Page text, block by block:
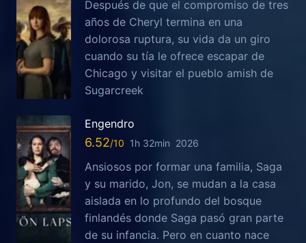
Después de que el compromiso de tres
años de Cheryl termina en una
dolorosa ruptura, su vida da un giro
cuando su tía le ofrece escapar de
Chicago y visitar el pueblo amish de
Sugarcreek
Engendro
6.52 1h 32min 2026
Ansiosos por formar una familia, Saga
y su marido, Jon, se mudan a la casa
aislada en lo profundo del bosque
finlandés donde Saga pasó gran parte
de su infancia. Pero en cuanto nace